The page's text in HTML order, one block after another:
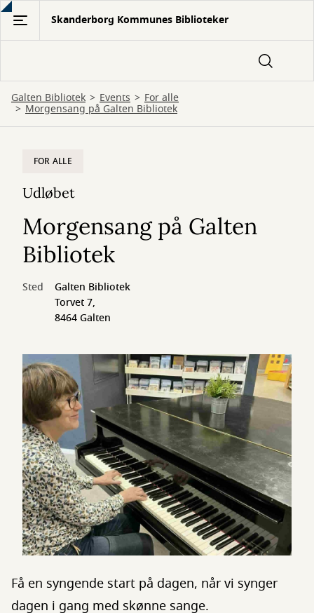
Gå
hovedindhold
Skanderborg Kommunes Biblioteker
Galten Bibliotek Events For alle
Morgensang på Galten Bibliotek
FOR ALLE
Udløbet
Morgensang på Galten
Bibliotek
Sted
Galten Bibliotek
Torvet 7,
8464 Galten
Få en syngende start på dagen, når vi synger
dagen i gang med skønne sange.